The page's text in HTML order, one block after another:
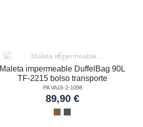
Maleta impermeable DuffelBag 90L
TF-2215 bolso transporte
PA VA16-2-1098
89,90 €